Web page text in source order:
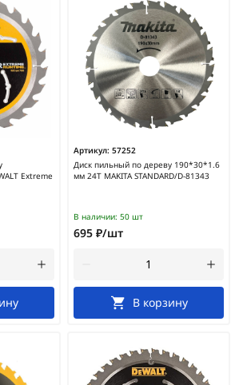
Extreme
Артикул: 57252
Диск пильный по дереву 190*30*1.6
мм 24Т MAKITA STANDARD/D-81343
В наличии: 50 шт
695 ₽/шт
В корзину